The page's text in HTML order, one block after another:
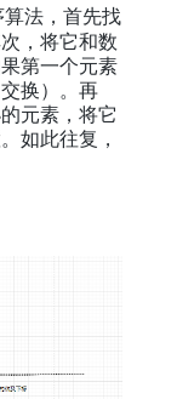
法，首先找
，将它和数
第一个元素
换）。再
元素，将它
如此往复，